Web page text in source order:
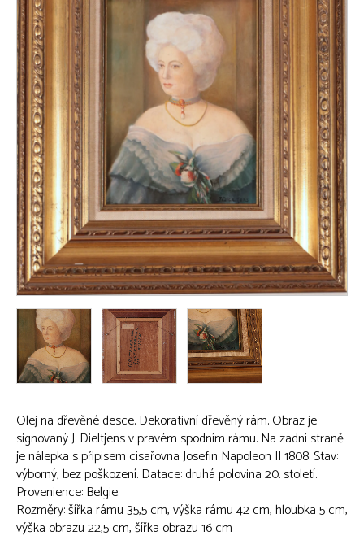
Olej na dřevěné desce. Dekorativní dřevěný rám. Obraz je
signovaný J. Dieltjens v pravém spodním rámu. Na zadní straně
je nálepka s přípisem císařovna Josefin Napoleon II 1808. Stav:
výborný, bez poškození. Datace: druhá polovina 20. století.
Provenience: Belgie.
Rozměry: šířka rámu 35,5 cm, výška rámu 42 cm, hloubka 5 cm,
výška obrazu 22,5 cm, šířka obrazu 16 cm